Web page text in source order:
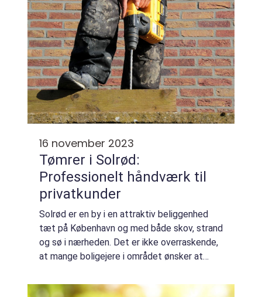
16 november 2023
Tømrer i Solrød:
Professionelt håndværk til
privatkunder
Solrød er en by i en attraktiv beliggenhed
tæt på København og med både skov, strand
og sø i nærheden. Det er ikke overraskende,
at mange boligejere i området ønsker at
bliver endnu mere attraktive og værdif...